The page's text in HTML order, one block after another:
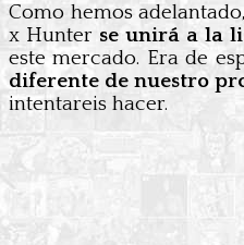
Como hemos
x Hunterse unirá a la
este mercado. Era de
diferente de nuestro
intentareis hacer.